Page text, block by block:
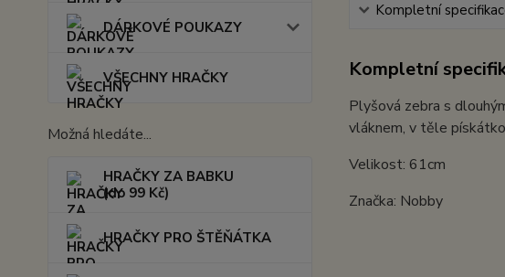
DÁRKOVÉ POUKAZY
VŠECHNY HRAČKY
Možná hledáte...
HRAČKY ZA BABKU
(do 99 Kč)
HRAČKY PRO ŠTĚŇÁTKA
Kompletní
Kompletní
Plyšová zebra s
vláknem, v těle
Velikost: 61cm
Značka: Nobby